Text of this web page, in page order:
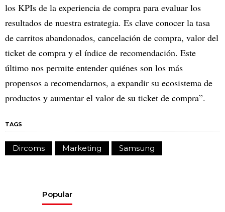
los KPIs de la experiencia de compra para evaluar los
resultados de nuestra estrategia. Es clave conocer la tasa
de carritos abandonados, cancelación de compra, valor del
ticket de compra y el índice de recomendación. Este
último nos permite entender quiénes son los más
propensos a recomendarnos, a expandir su ecosistema de
productos y aumentar el valor de su ticket de compra”.
TAGS
Dircoms Marketing Samsung
Popular